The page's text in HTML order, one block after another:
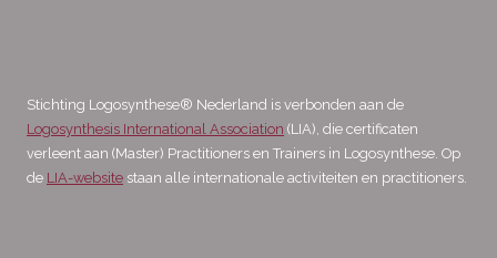
Stichting Logosynthese® Nederland is verbonden aan de
Logosynthesis International Association (LIA), die certificaten
verleent aan (Master) Practitioners en Trainers in Logosynthese. Op
de LIA-website staan alle internationale activiteiten en practitioners.